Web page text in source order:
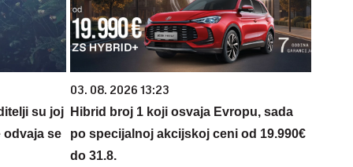
su joj
odvaja se
03. 08. 2026 13:23
Hibrid broj 1 koji osvaja Evropu, sada
po specijalnoj akcijskoj ceni od 19.990€
do 31.8.